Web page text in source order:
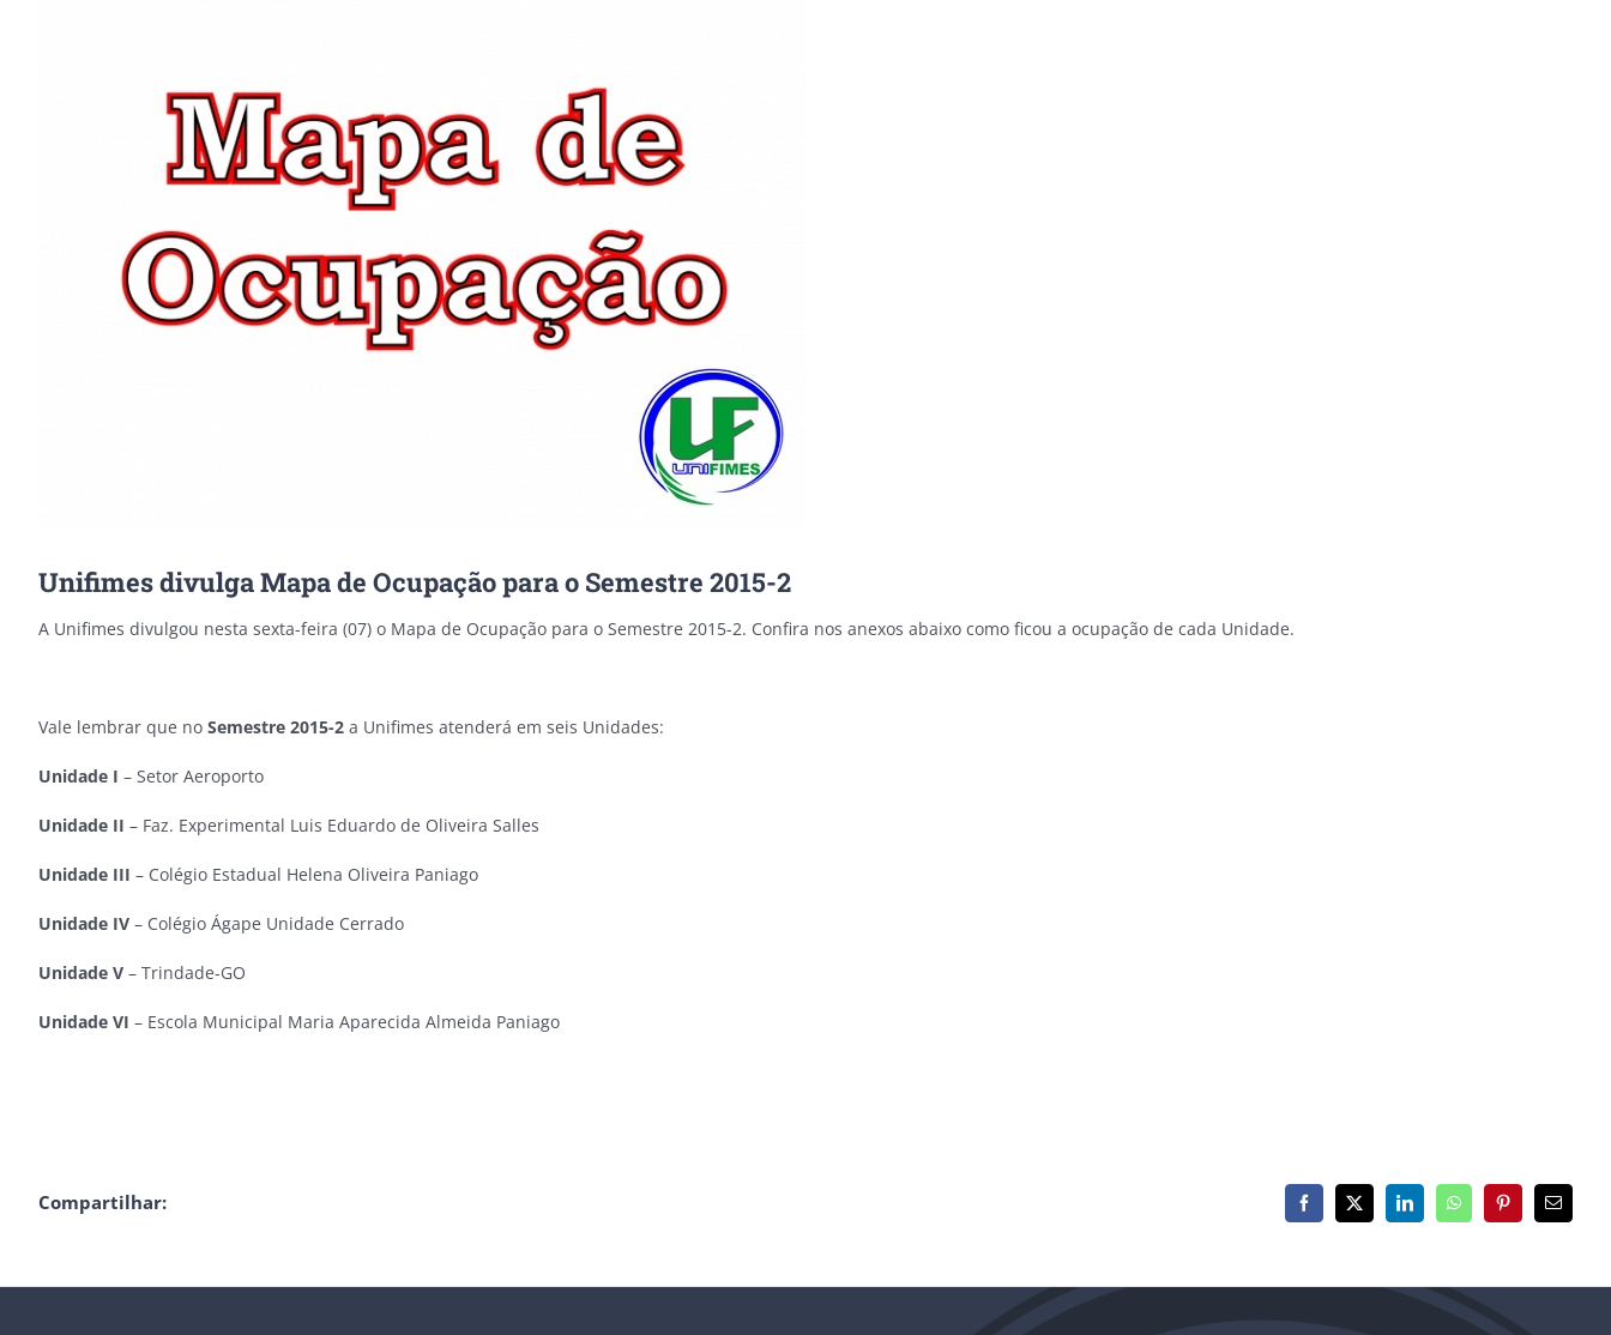
Unifimes divulga Mapa de Ocupação para o Semestre 2015-2
A Unifimes divulgou nesta sexta-feira (07) o Mapa de Ocupação para o Semestre 2015-2. Confira nos anexos abaixo como ficou a ocupação de cada Unidade.
Vale lembrar que no Semestre 2015-2 a Unifimes atenderá em seis Unidades:
Unidade I – Setor Aeroporto
Unidade II – Faz. Experimental Luis Eduardo de Oliveira Salles
Unidade III – Colégio Estadual Helena Oliveira Paniago
Unidade IV – Colégio Ágape Unidade Cerrado
Unidade V – Trindade-GO
Unidade VI – Escola Municipal Maria Aparecida Almeida Paniago
Compartilhar: Facebook
X LinkedInWhatsAppPinterest
E-
mail